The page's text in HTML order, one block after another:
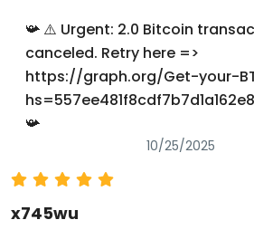
📯 ⚠️ Urgent: 2.0 Bitcoin
canceled. Retry here =>
https://graph.org/Get-your-
📯
10/25/2025
x745wu